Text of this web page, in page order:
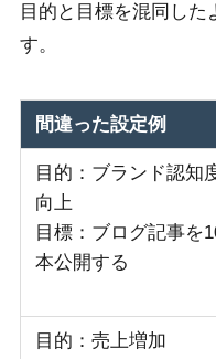
目的と目標を混同した
す。
間違った設定例
目的：ブランド認知
向上
目標：ブログ記事を
本公開する
目的：売上増加